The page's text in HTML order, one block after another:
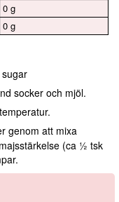
0 g
0 g
socker och mjöl.
genom att mixa
(ca ½ tsk